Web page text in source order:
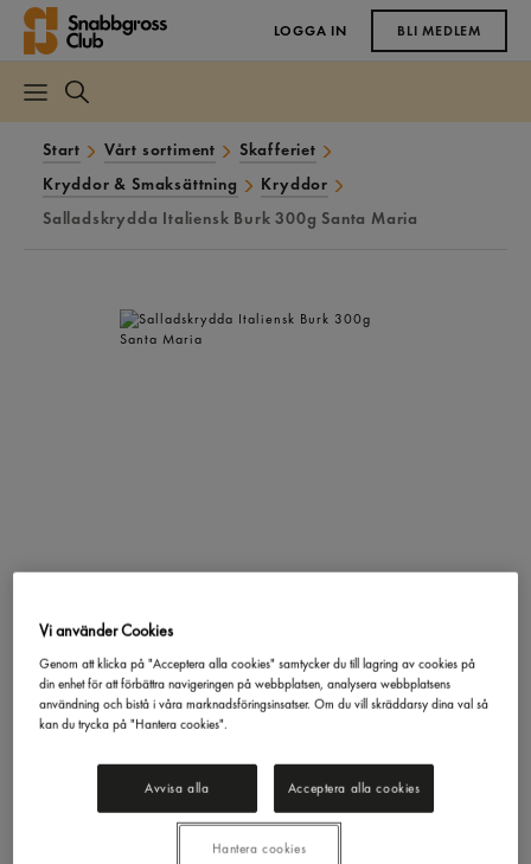
LOGGA IN BLI MEDLEM
Start Vårt sortiment
Skafferiet
Kryddor & Smaksättning
Kryddor
Salladskrydda Italiensk Burk 300g Santa Maria
Salladskrydda Italiensk
Burk
Santa Maria
LOGGA IN
Generell produktinfo
Vi använder Cookies
Genom att klicka på "Acceptera alla cookies" samtycker du till lagring av cookies på
din enhet för att förbättra navigeringen på webbplatsen, analysera webbplatsens
användning och bistå i våra marknadsföringsinsatser. Om du vill skräddarsy dina val så
kan du trycka på "Hantera cookies".
Avvisa alla Acceptera alla cookies
Hantera cookies